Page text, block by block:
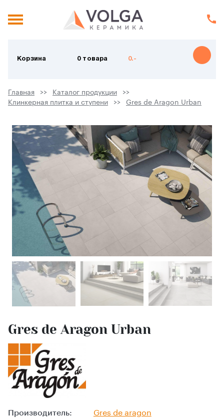
Корзина 0 товара 0.-
Главная
Каталог продукции
Клинкерная плитка и ступени
Gres de Aragon Urban
Gres de Aragon Urban
Производитель:
Gres de aragon